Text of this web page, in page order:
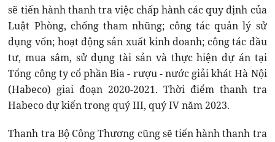
sẽ tiến hành thanh tra việc chấp hành các quy định của
Luật Phòng, chống tham nhũng; công tác quản lý sử
dụng vốn; hoạt động sản xuất kinh doanh; công tác đầu
tư, mua sắm, sử dụng tài sản và thực hiện dự án tại
Tổng công ty cổ phần Bia - rượu - nước giải khát Hà Nội
(Habeco) giai đoạn 2020-2021. Thời điểm thanh tra
Habeco dự kiến trong quý III, quý IV năm 2023.
Thanh tra Bộ Công Thương cũng sẽ tiến hành thanh tra